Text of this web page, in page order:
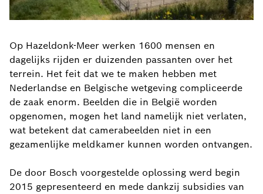
Op Hazeldonk-Meer werken 1600 mensen en
dagelijks rijden er duizenden passanten over het
terrein. Het feit dat we te maken hebben met
Nederlandse en Belgische wetgeving compliceerde
de zaak enorm. Beelden die in België worden
opgenomen, mogen het land namelijk niet verlaten,
wat betekent dat camerabeelden niet in een
gezamenlijke meldkamer kunnen worden ontvangen.
De door Bosch voorgestelde oplossing werd begin
2015 gepresenteerd en mede dankzij subsidies van